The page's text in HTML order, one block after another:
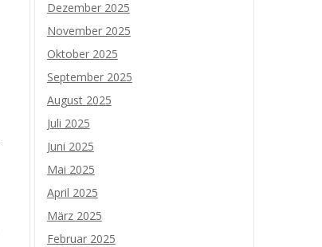
Dezember 2025
November 2025
Oktober 2025
September 2025
August 2025
Juli 2025
Juni 2025
Mai 2025
April 2025
März 2025
Februar 2025